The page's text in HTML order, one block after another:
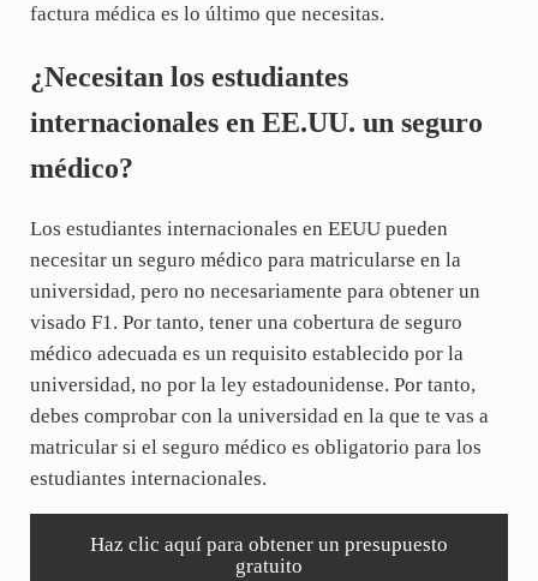
factura médica es lo último que necesitas.
¿Necesitan los estudiantes
internacionales en EE.UU. un seguro
médico?
Los estudiantes internacionales en EEUU pueden
necesitar un seguro médico para matricularse en la
universidad, pero no necesariamente para obtener un
visado F1. Por tanto, tener una cobertura de seguro
médico adecuada es un requisito establecido por la
universidad, no por la ley estadounidense. Por tanto,
debes comprobar con la universidad en la que te vas a
matricular si el seguro médico es obligatorio para los
estudiantes internacionales.
Haz clic aquí para obtener un presupuesto
gratuito